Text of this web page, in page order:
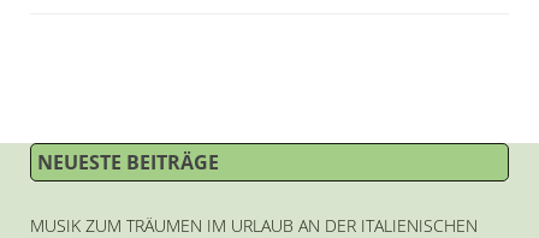
NEUESTE BEITRÄGE
MUSIK ZUM TRÄUMEN IM URLAUB AN DER ITALIENISCHEN